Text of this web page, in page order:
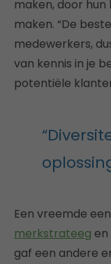
maken, door
maken. “De
medewerkers,
van kennis in je
potentiële
Een vreemde
merkstrateeg
gaf een andere